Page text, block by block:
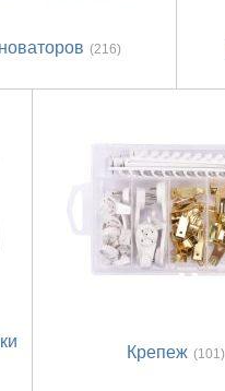
(216)
Крепеж (101)